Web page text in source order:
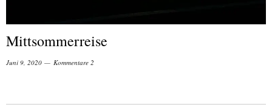
Mittsommerreise
Juni 9, 2020 Kommentare 2